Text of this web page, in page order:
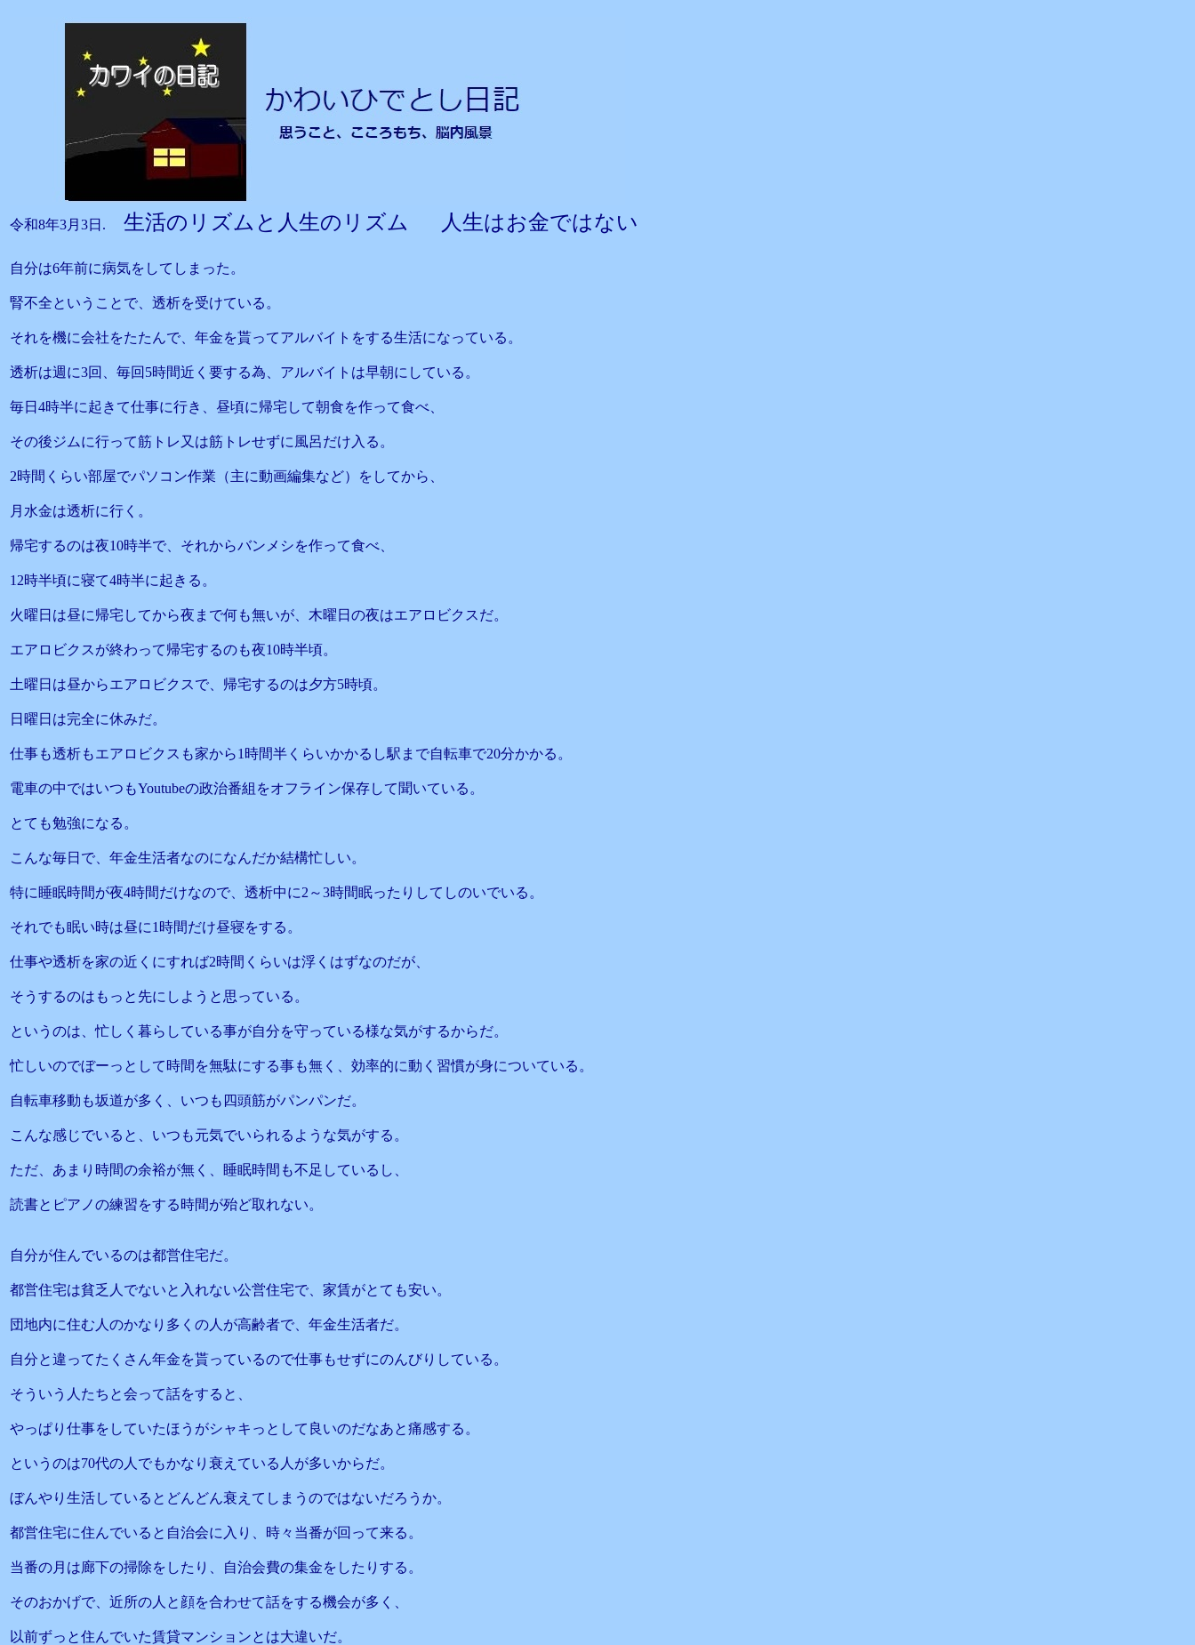
令和8年3月3日. 生活のリズムと人生のリズム 人生はお金ではない
自分は6年前に病気をしてしまった。
腎不全ということで、透析を受けている。
それを機に会社をたたんで、年金を貰ってアルバイトをする生活になっている。
透析は週に3回、毎回5時間近く要する為、アルバイトは早朝にしている。
毎日4時半に起きて仕事に行き、昼頃に帰宅して朝食を作って食べ、
その後ジムに行って筋トレ又は筋トレせずに風呂だけ入る。
2時間くらい部屋でパソコン作業（主に動画編集など）をしてから、
月水金は透析に行く。
帰宅するのは夜10時半で、それからバンメシを作って食べ、
12時半頃に寝て4時半に起きる。
火曜日は昼に帰宅してから夜まで何も無いが、木曜日の夜はエアロビクスだ。
エアロビクスが終わって帰宅するのも夜10時半頃。
土曜日は昼からエアロビクスで、帰宅するのは夕方5時頃。
日曜日は完全に休みだ。
仕事も透析もエアロビクスも家から1時間半くらいかかるし駅まで自転車で20分かかる。
電車の中ではいつもYoutubeの政治番組をオフライン保存して聞いている。
とても勉強になる。
こんな毎日で、年金生活者なのになんだか結構忙しい。
特に睡眠時間が夜4時間だけなので、透析中に2～3時間眠ったりしてしのいでいる。
それでも眠い時は昼に1時間だけ昼寝をする。
仕事や透析を家の近くにすれば2時間くらいは浮くはずなのだが、
そうするのはもっと先にしようと思っている。
というのは、忙しく暮らしている事が自分を守っている様な気がするからだ。
忙しいのでぼーっとして時間を無駄にする事も無く、効率的に動く習慣が身についている。
自転車移動も坂道が多く、いつも四頭筋がパンパンだ。
こんな感じでいると、いつも元気でいられるような気がする。
ただ、あまり時間の余裕が無く、睡眠時間も不足しているし、
読書とピアノの練習をする時間が殆ど取れない。
自分が住んでいるのは都営住宅だ。
都営住宅は貧乏人でないと入れない公営住宅で、家賃がとても安い。
団地内に住む人のかなり多くの人が高齢者で、年金生活者だ。
自分と違ってたくさん年金を貰っているので仕事もせずにのんびりしている。
そういう人たちと会って話をすると、
やっぱり仕事をしていたほうがシャキっとして良いのだなあと痛感する。
というのは70代の人でもかなり衰えている人が多いからだ。
ぼんやり生活しているとどんどん衰えてしまうのではないだろうか。
都営住宅に住んでいると自治会に入り、時々当番が回って来る。
当番の月は廊下の掃除をしたり、自治会費の集金をしたりする。
そのおかげで、近所の人と顔を合わせて話をする機会が多く、
以前ずっと住んでいた賃貸マンションとは大違いだ。